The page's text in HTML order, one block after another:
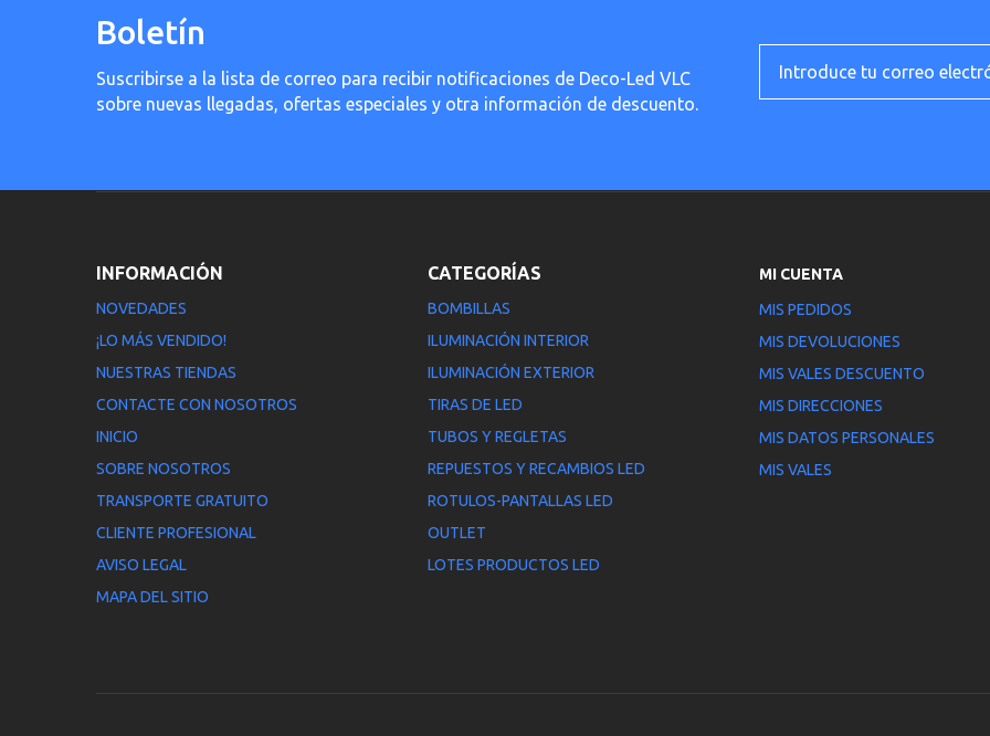
Boletín
Suscribirse a la lista de correo para recibir notificaciones de Deco-Led VLC
sobre nuevas llegadas, ofertas especiales y otra información de descuento.
INFORMACIÓN
NOVEDADES
¡LO MÁS VENDIDO!
NUESTRAS TIENDAS
CONTACTE CON NOSOTROS
INICIO
SOBRE NOSOTROS
TRANSPORTE GRATUITO
CLIENTE PROFESIONAL
AVISO LEGAL
MAPA DEL SITIO
CATEGORÍAS
BOMBILLAS
ILUMINACIÓN INTERIOR
ILUMINACIÓN EXTERIOR
TIRAS DE LED
TUBOS Y REGLETAS
REPUESTOS Y RECAMBIOS LED
ROTULOS-PANTALLAS LED
OUTLET
LOTES PRODUCTOS LED
MI CUENTA
MIS PEDIDOS
MIS DEVOLUCIONES
MIS VALES DESCUENTO
MIS DIRECCIONES
MIS DATOS PERSONALES
MIS VALES